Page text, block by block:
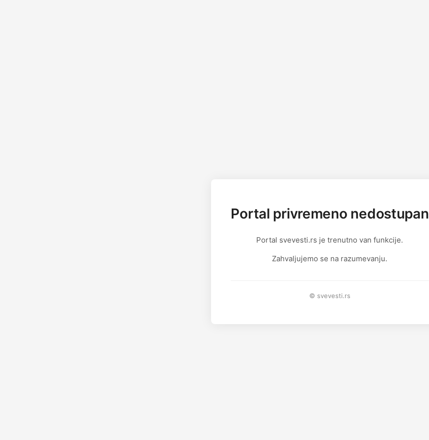
Portal privremeno nedostupan
Portal svevesti.rs je trenutno van funkcije.
Zahvaljujemo se na razumevanju.
© svevesti.rs